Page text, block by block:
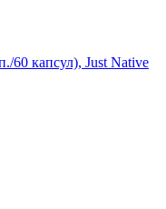
60 капсул), Just Native